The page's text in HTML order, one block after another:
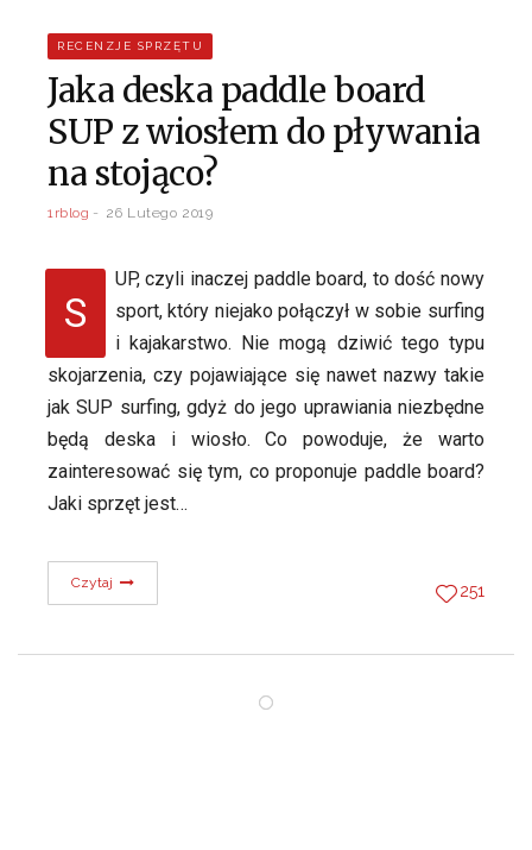
RECENZJE SPRZĘTU
Jaka deska paddle board
SUP z wiosłem do pływania
na stojąco?
1rblog 26 Lutego 2019
S
UP, czyli inaczej paddle board, to dość nowy
sport, który niejako połączył w sobie surfing
i kajakarstwo. Nie mogą dziwić tego typu
skojarzenia, czy pojawiające się nawet nazwy takie
jak SUP surfing, gdyż do jego uprawiania niezbędne
będą deska i wiosło. Co powoduje, że warto
zainteresować się tym, co proponuje paddle board?
Jaki sprzęt jest…
Czytaj 251